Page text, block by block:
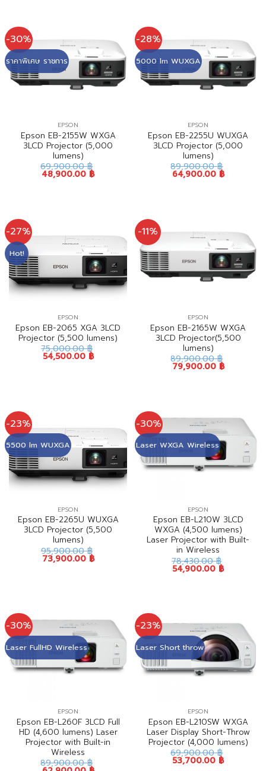
-30%
ราคาพิเศษ ราชการ
EPSON
Epson EB-2155W WXGA
3LCD Projector (5,000
lumens)
69,900.00฿
48,900.00 ฿
-28%
5000 lm WUXGA
EPSON
Epson EB-2255U WUXGA
3LCD Projector (5,000
lumens)
89,900.00฿
64,900.00 ฿
-27%
Hot!
EPSON
Epson EB-2065 XGA 3LCD
Projector (5,500 lumens)
75,000.00฿
54,500.00 ฿
-11%
EPSON
Epson EB-2165W WXGA
3LCD Projector(5,500
lumens)
89,900.00฿
79,900.00 ฿
-23%
5500 lm WUXGA
EPSON
Epson EB-2265U WUXGA
3LCD Projector (5,500
lumens)
95,900.00฿
73,900.00 ฿
-30%
Laser WXGA Wireless
EPSON
Epson EB-L210W 3LCD
WXGA (4,500 lumens)
Laser Projector with Built-
in Wireless
78,430.00฿
54,900.00฿
-30%
Laser FullHD Wireless
EPSON
Epson EB-L260F 3LCD Full
HD (4,600 lumens) Laser
Projector with Built-in
Wireless
89,900.00฿
-23%
Laser Short throw
EPSON
Epson EB-L210SW WXGA
Laser Display Short-Throw
Projector (4,000 lumens)
69,900.00฿
53,700.00 ฿